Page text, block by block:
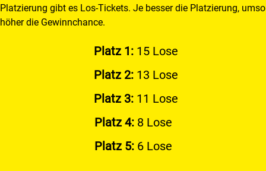
Platzierung gibt es Los-Tickets. Je besser die Platzierung, umso
höher die Gewinnchance.
Platz 1: 15 Lose
Platz 2: 13 Lose
Platz 3: 11 Lose
Platz 4:8 Lose
Platz 5: 6 Lose